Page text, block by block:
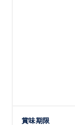
賞味期限